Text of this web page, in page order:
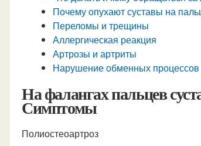
Почему опухают суставы на
Переломы и трещины
Аллергическая реакция
Артрозы и артриты
Нарушение обменных процессов
На фалангах пальцев
Симптомы
Полиостеоартроз